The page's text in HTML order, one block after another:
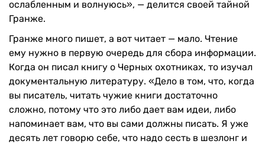
ослабленным и волнуюсь», — делится своей тайной
Гранже.
Гранже много пишет, а вот читает — мало. Чтение
ему нужно в первую очередь для сбора информации.
Когда он писал книгу о Черных охотниках, то изучал
документальную литературу. «Дело в том, что, когда
вы писатель, читать чужие книги достаточно
сложно, потому что это либо дает вам идеи, либо
напоминает вам, что вы сами должны писать. Я уже
десять лет говорю себе, что надо сесть в шезлонг и